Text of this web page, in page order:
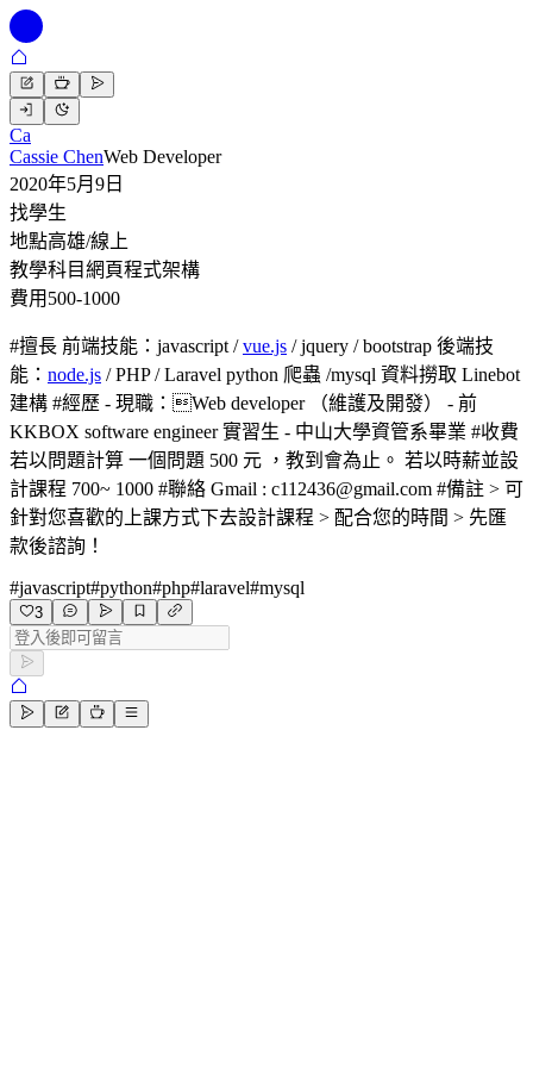
Ca
Cassie ChenWeb Developer
2020年5月9日
找學生
地點高雄/線上
教學科目網頁程式架構
費用 500-1000
#擅長 前端技能：javascript /vue.js / jquery / bootstrap 後端技
能： node.js / PHP / Laravel python 爬蟲 /mysql 資料撈取 Linebot
建構 #經歷 - 現職：Web developer （維護及開發） - 前
KKBOX software engineer 實習生 - 中山大學資管系畢業 #收費
若以問題計算 一個問題 500 元 ，教到會為止。 若以時薪並設
計課程 700~ 1000 #聯絡 Gmail : c112436@gmail.com #備註 > 可
針對您喜歡的上課方式下去設計課程 > 配合您的時間 > 先匯
款後諮詢！
#javascript#python#php#laravel#mysql
3